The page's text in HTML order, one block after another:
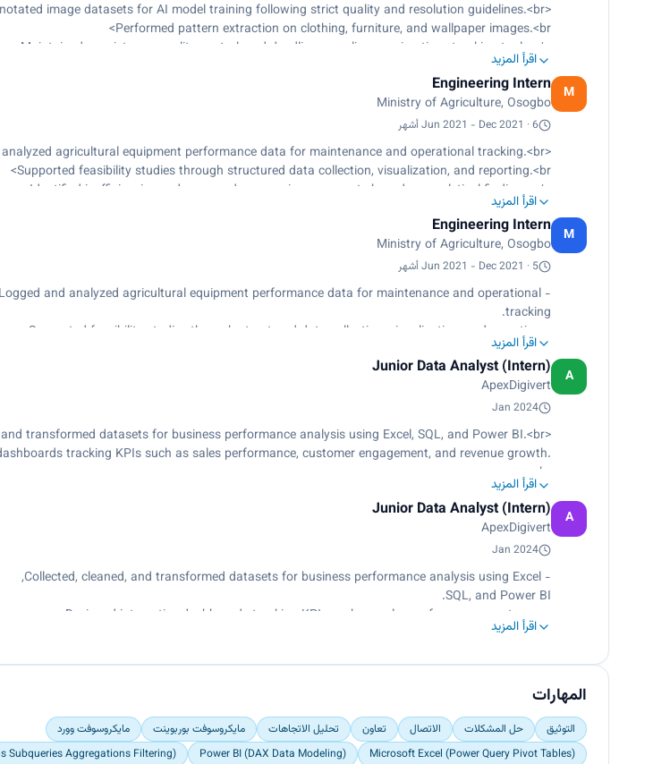
<p>Annotated image datasets for AI model training following strict quality and resolution guidelines.<br>
Performed pattern extraction on clothing, furniture, and wallpaper images.<br>
Maintained consistency, quality control, and deadline compliance using time-tracking tools.</p>
اقرأ المزيد
M
Engineering Intern
Ministry of Agriculture, Osogbo
Jun 2021 - Dec 2021 · 6 أشهر
<p>Logged and analyzed agricultural equipment performance data for maintenance and operational tracking.<br>
Supported feasibility studies through structured data collection, visualization, and reporting.<br>
Identified inefficiencies and proposed process improvements based on analytical findings.</p>
اقرأ المزيد
M
Engineering Intern
Ministry of Agriculture, Osogbo
Jun 2021 - Dec 2021 · 5 أشهر
- Logged and analyzed agricultural equipment performance data for maintenance and operational
tracking.
- Identified inefficiencies and proposed process improvements based on analytical findings. اقرأ المزيد
A
Junior Data Analyst (Intern)
ApexDigivert
Jan 2024
<p>Collected, cleaned, and transformed datasets for business performance analysis using Excel, SQL, and Power BI.<br>
tracking KPIs such as sales performance, customer engagement, and revenue growth.
<br>
Automated recurring Excel reports, reducing manual reporting time by 30%.<br>
with cross-functional teams to interpret trends and recommend data-backed improvements.</p>
اقرأ المزيد
A
Junior Data Analyst (Intern)
ApexDigivert
Jan 2024
- Collected, cleaned, and transformed datasets for business performance analysis using Excel,
SQL, and Power BI.
engagement, and revenue growth.
- Worked with cross-functional teams to interpret trends and recommend data-backed
improvements.
اقرأ المزيد
المهارات
التوثيق حل المشكلات الاتصال تعاون تحليل الاتجاهات مايكروسوفت بوربوينت
مايكروسوفت وورد
Microsoft Excel (Power Query Pivot Tables)
Power BI (DAX Data Modeling)
Subqueries Aggregations Filtering)